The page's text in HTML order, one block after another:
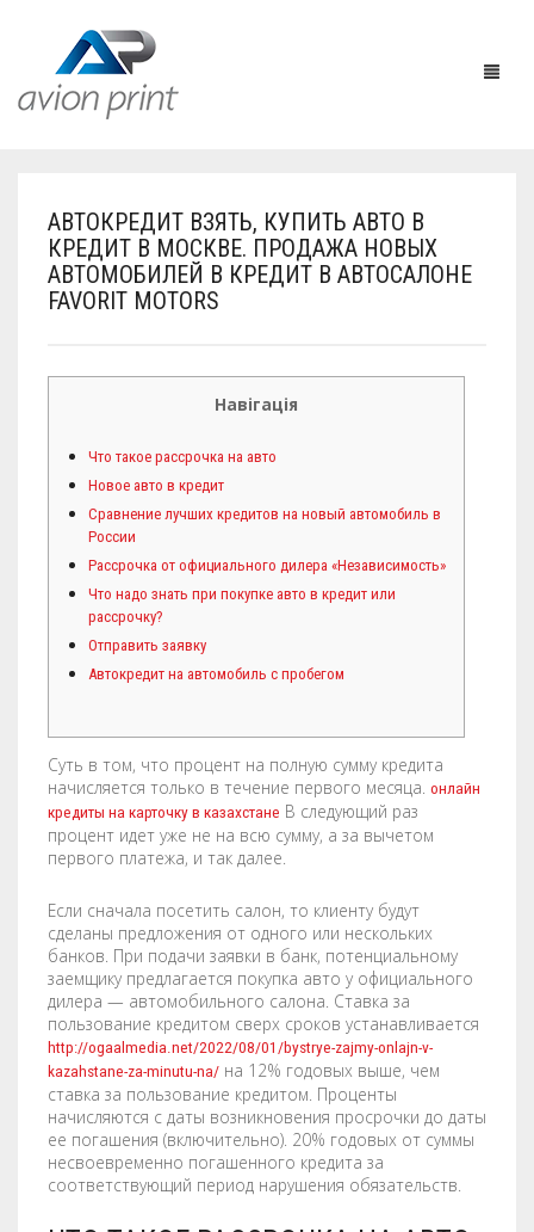
HOME
PRODUCTS
FLYERS / BROCHURES
CALENDARS
DVD COVERS
ENVELOPES
GREETING CARDS
HANG TAGS
LABELS / STICKERS
LETTERHEADS
OUTDOOR BANNERS
DIGITAL POSTERS
BACKLIT FILMS
CAR MAGNETS
WINDOW DECALS
PERFORATED STICKERS
POLYSTYRENE SIGNS
YARD SIGNS
ACRYLIC SIGNS
ALUMINUM SIGNS
STANDOFFS
АВТОКРЕДИТ ВЗЯТЬ, КУПИТЬ АВТО В
КРЕДИТ В МОСКВЕ. ПРОДАЖА НОВЫХ
АВТОМОБИЛЕЙ В КРЕДИТ В АВТОСАЛОНЕ
FAVORIT MOTORS
Навігація
Что такое рассрочка на авто
Новое авто в кредит
Сравнение лучших кредитов на новый автомобиль в
России
Рассрочка от официального дилера «Независимость»
Что надо знать при покупке авто в кредит или
рассрочку?
Отправить заявку
Автокредит на автомобиль с пробегом
Суть в том, что процент на полную сумму кредита
начисляется только в течение первого месяца. онлайн
кредиты на карточку в казахстане В следующий раз
процент идет уже не на всю сумму, а за вычетом
первого платежа, и так далее.
Если сначала посетить салон, то клиенту будут
сделаны предложения от одного или нескольких
банков. При подачи заявки в банк, потенциальному
заемщику предлагается покупка авто у официального
дилера — автомобильного салона. Ставка за
пользование кредитом сверх сроков устанавливается
http://ogaalmedia.net/2022/08/01/bystrye-zajmy-onlajn-v-
kazahstane-za-minutu-na/ на 12% годовых выше, чем
ставка за пользование кредитом. Проценты
начисляются с даты возникновения просрочки до даты
ее погашения (включительно). 20% годовых от суммы
несвоевременно погашенного кредита за
соответствующий период нарушения обязательств.